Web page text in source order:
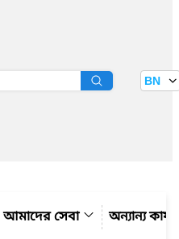
বাতায়ন BN
আমাদের সেবা অন্যান্য